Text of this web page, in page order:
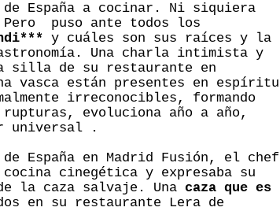
España a cocinar. Ni siquiera
puso ante todos los
y cuáles son sus raíces y la
Una charla intimista y
silla de su restaurante en
vasca están presentes en espíritu
irreconocibles, formando
evoluciona año a año,
universal .
España en Madrid Fusión, el chef
cinegética y expresaba su
la caza salvaje. Una caza que es
en su restaurante Lera de